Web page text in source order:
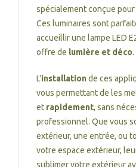
spécialement conçue
Ces luminaires sont
accueillir une lampe LED
offre de lumière et déco.
L'installationde ces
vous permettant de les
et rapidement, sans
professionnel. Que vous
extérieur, une entrée, ou
votre espace extérieur,
sublimer votre extérieur